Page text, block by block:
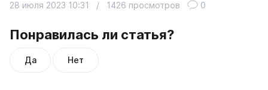
Понравилась ли статья?
Да Нет
28 июля 2023 10:31 / 1426 просмотров 0